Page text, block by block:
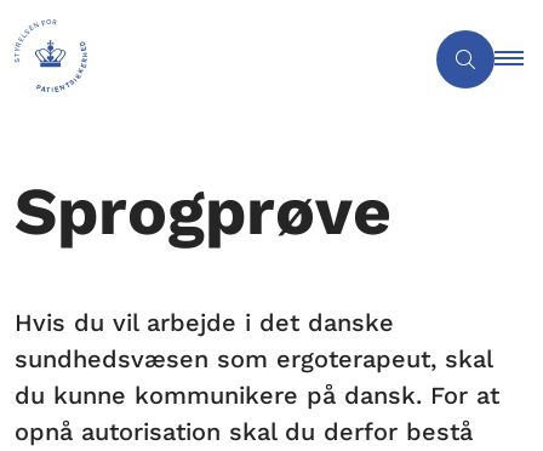
Sprogprøve
Hvis du vil arbejde i det danske
sundhedsvæsen som ergoterapeut, skal
du kunne kommunikere på dansk. For at
opnå autorisation skal du derfor bestå